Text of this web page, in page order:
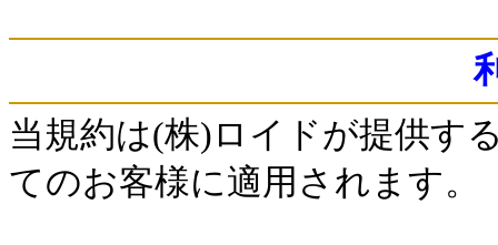
当規約は(株)ロイドが提供す
てのお客様に適用されます。